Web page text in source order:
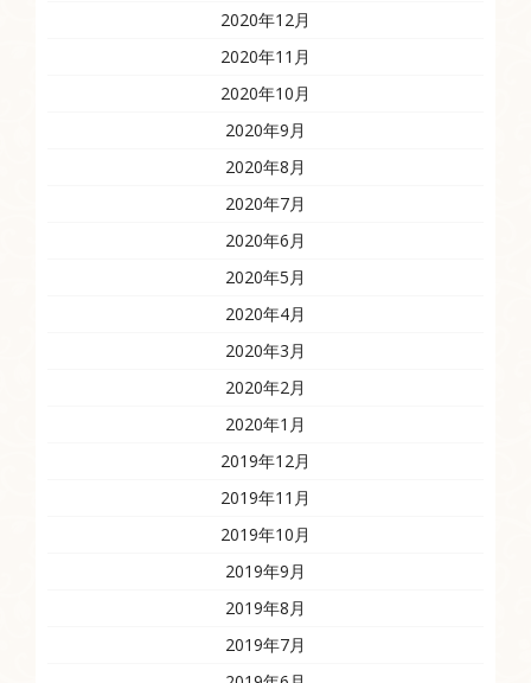
2020年12月
2020年11月
2020年10月
2020年9月
2020年8月
2020年7月
2020年6月
2020年5月
2020年4月
2020年3月
2020年2月
2020年1月
2019年12月
2019年11月
2019年10月
2019年9月
2019年8月
2019年7月